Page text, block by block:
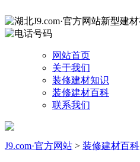
网站首页
关于我们
装修建材知识
装修建材百科
联系我们
J9.com·官方网站 > 装修建材百科